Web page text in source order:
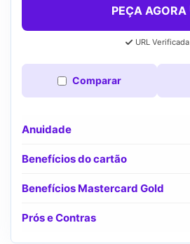
PEÇA AGORA
URL Verificada
Comparar
Anuidade
Benefícios do cartão
Benefícios Mastercard Gold
Prós e Contras